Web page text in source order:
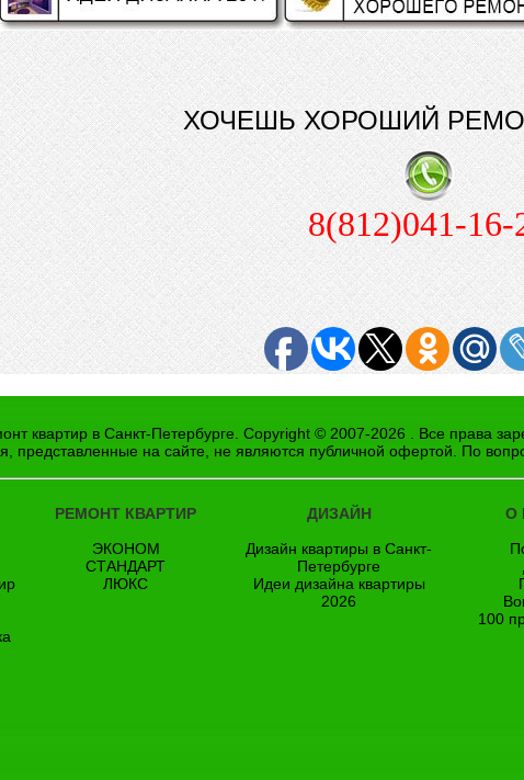
ХОЧЕШЬ ХОРОШИЙ
8(812)041-16-
квартир в Санкт-Петербурге. Copyright © 2007-2026 . Все права
представленные на сайте, не являются публичной офертой. По
РЕМОНТ КВАРТИР
ЭКОНОМ
СТАНДАРТ
ЛЮКС
ДИЗАЙН
Дизайн квартиры в Санкт-
Петербурге
Идеи дизайна квартиры
2026
О
100